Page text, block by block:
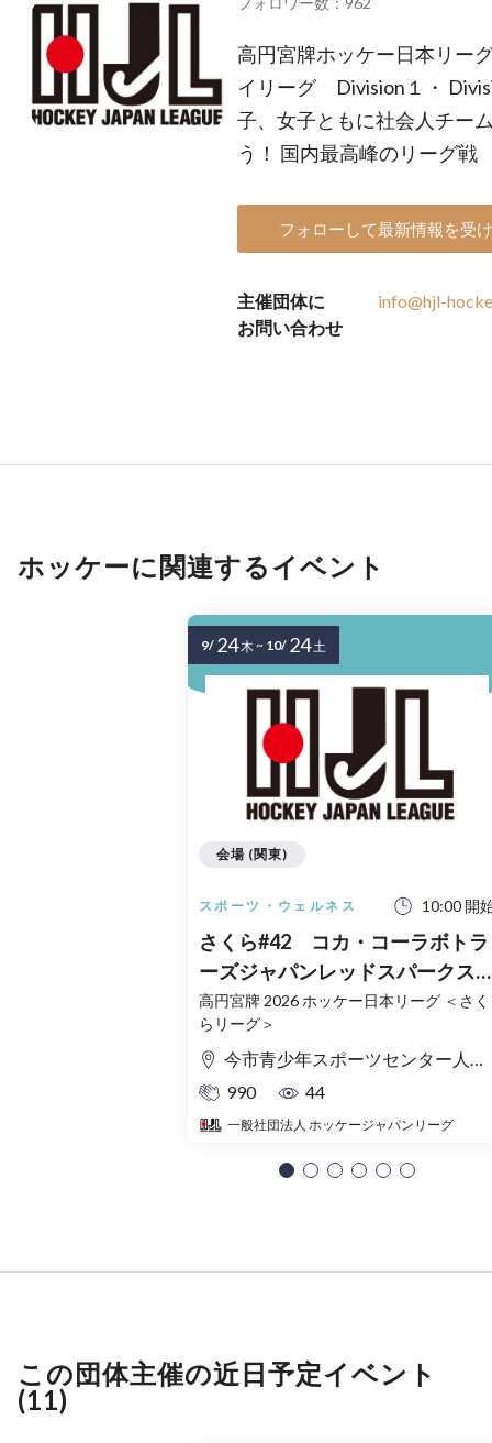
高円宮牌ホッケー日本リー
イリーグ Division１・
子、女子ともに社会人チー
う！ 国内最高峰のリーグ戦
フォローして最新情報を受
主催団体に
お問い合わせ
info@hjl-
ホッケーに関連するイベント
スポーツ・ウェルネス 10:00 開
さくら#42 コカ・コーラボトラ
ーズジャパンレッドスパークス
vs GIFU ASAHI BLUE BEES
10/24（土）今市青少年スポーツ
センター（栃木）
高円宮牌 2026 ホッケー日本リーグ ＜さく
らリーグ＞
今市青少年スポーツセンター人工芝競技場
990
44
一般社団法人 ホッケージャパンリーグ
会場 (関東)
9/ 24木~ 10/ 24土
この団体主催の近日予定イベント
(11)